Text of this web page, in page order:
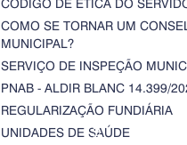
COMO SE TORNAR UM
MUNICIPAL?
SERVIÇO DE INSPEÇÃO
PNAB - ALDIR BLANC 14.399/
REGULARIZAÇÃO FUNDIÁRIA
UNIDADES DE SAÚDE